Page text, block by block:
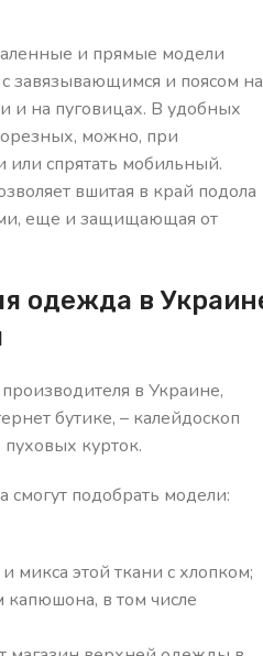
и прямые модели
с завязывающимся и поясом на
и на пуговицах. В удобных
можно, при
или спрятать мобильный.
вшитая в край подола
еще и защищающая от
одежда в
производителя в Украине,
бутике, – калейдоскоп
курток.
смогут подобрать модели:
микса этой ткани с хлопком;
капюшона, в том числе